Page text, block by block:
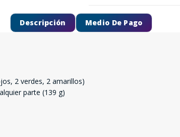
Descripción Medio De Pago
2 verdes, 2 amarillos)
parte (139 g)